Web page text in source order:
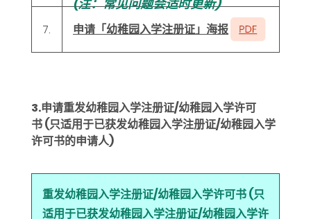
(注：常见问题会适时更新)
7. 申请「幼稚园入学注册证」海报
3.申请重发幼稚园入学注册证/幼稚园入学许可
书(只适用于已获发幼稚园入学注册证/幼稚园入学
许可书的申请人)
重发幼稚园入学注册证/幼稚园入学许可书 (只
适用于已获发幼稚园入学注册证/幼稚园入学许